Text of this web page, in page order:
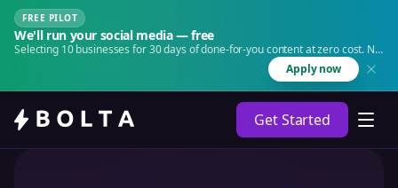
FREE PILOT
We'll run your social media — free
Selecting 10 businesses for 30 days of done-for-you content at zero cost. No
Apply now
Get Started